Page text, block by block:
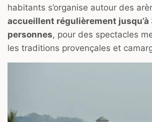
habitants s’organise autour des
accueillent régulièrement jusqu’à
personnes, pour des spectacles
les traditions provençales et